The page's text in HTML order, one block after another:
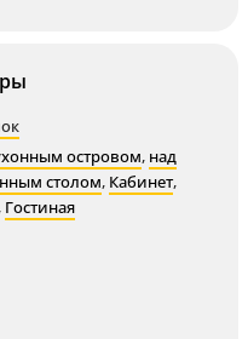
островом, над
столом, Кабинет,
Гостиная